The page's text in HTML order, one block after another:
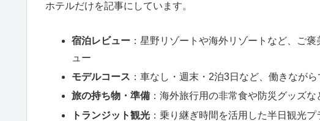
ホテルだけを記事にしています。
宿泊レビュー ：星野リゾートや海外リゾートなど、ご
ュー
モデルコース ：車なし・週末・2泊3日など、働きなが
旅の持ち物・準備 ：海外旅行用の非常食や防災グッズ
トランジット観光 ：乗り継ぎ時間を活用した半日観光プ